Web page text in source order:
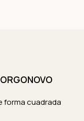
forma cuadrada